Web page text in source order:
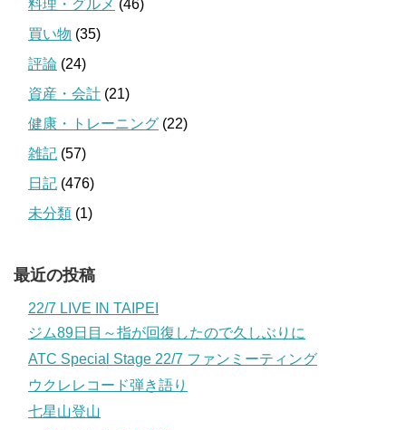
料理・グルメ (46)
買い物 (35)
評論 (24)
資産・会計 (21)
健康・トレーニング (22)
雑記 (57)
日記 (476)
未分類 (1)
最近の投稿
22/7 LIVE IN TAIPEI
ジム89日目～指が回復したので久しぶりに
ATC Special Stage 22/7 ファンミーティング
ウクレレコード弾き語り
七星山登山